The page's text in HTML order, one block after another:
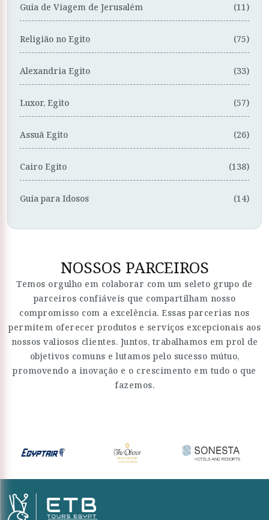
Guia de Viagem de Jerusalém (11)
Religião no Egito (75)
Alexandria Egito (33)
Luxor, Egito (57)
Assuã Egito (26)
Cairo Egito (138)
Guia para Idosos (14)
NOSSOS PARCEIROS
Temos orgulho em colaborar com um seleto grupo de
parceiros confiáveis que compartilham nosso
compromisso com a excelência. Essas parcerias nos
permitem oferecer produtos e serviços excepcionais aos
nossos valiosos clientes. Juntos, trabalhamos em prol de
objetivos comuns e lutamos pelo sucesso mútuo,
promovendo a inovação e o crescimento em tudo o que
fazemos.